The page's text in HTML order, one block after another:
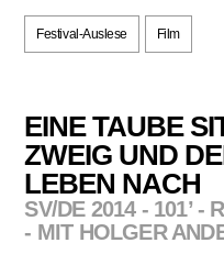
Festival-Auslese Film
EINE TAUBE
ZWEIG UND
LEBEN NACH
SV/DE 2014 - 101’ -
- MIT HOLGER